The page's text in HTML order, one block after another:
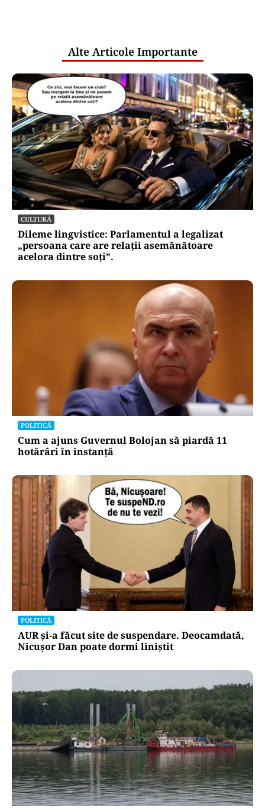
Alte Articole Importante
CULTURĂ
Dileme lingvistice: Parlamentul a legalizat
„persoana care are relații asemănătoare
acelora dintre soți”.
POLITICĂ
Cum a ajuns Guvernul Bolojan să piardă 11
hotărâri în instanță
POLITICĂ
AUR și-a făcut site de suspendare. Deocamdată,
Nicușor Dan poate dormi liniștit